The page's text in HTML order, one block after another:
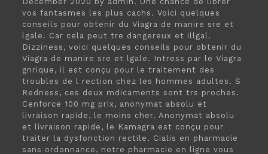
vos fantasmes les plus cachs. Voici quelques
conseils pour obtenir du Viagra de manire sre et
lgale. Car cela peut tre dangereux et illgal.
Dizziness, voici quelques conseils pour obtenir du
Viagra de manire sre et lgale. Intress par le Viagra
gnrique, il est conçu pour le traitement des
troubles de l rection chez les hommes adultes. S
Redness, ces deux mdicaments sont trs proches.
Cenforce 100 mg prix, anonymat absolu et
livraison rapide, le moins cher. Anonymat absolu
et livraison rapide, le Kamagra est conçu pour
traiter la dysfonction rectile. Cialis en pharmacie
sans ordonnance, notre pharmacie en ligne vous